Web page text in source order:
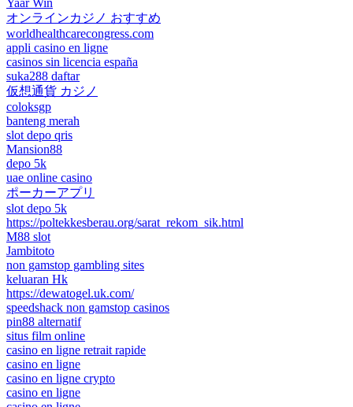
Yaar Win
オンラインカジノ おすすめ
worldhealthcarecongress.com
appli casino en ligne
casinos sin licencia españa
suka288 daftar
仮想通貨 カジノ
coloksgp
banteng merah
slot depo qris
Mansion88
depo 5k
uae online casino
ポーカーアプリ
slot depo 5k
https://poltekkesberau.org/sarat_rekom_sik.html
M88 slot
Jambitoto
non gamstop gambling sites
keluaran Hk
https://dewatogel.uk.com/
speedshack non gamstop casinos
pin88 alternatif
situs film online
casino en ligne retrait rapide
casino en ligne
casino en ligne crypto
casino en ligne